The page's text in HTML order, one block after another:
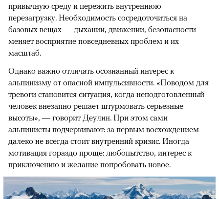
привычную среду и пережить внутреннюю
перезагрузку. Необходимость сосредоточиться на
базовых вещах — дыхании, движении, безопасности —
меняет восприятие повседневных проблем и их
масштаб.
Однако важно отличать осознанный интерес к
альпинизму от опасной импульсивности. «Поводом для
тревоги становится ситуация, когда неподготовленный
человек внезапно решает штурмовать серьезные
высоты», — говорит Деулин. При этом сами
альпинисты подчеркивают: за первым восхождением
далеко не всегда стоит внутренний кризис. Иногда
мотивация гораздо проще: любопытство, интерес к
приключению и желание попробовать новое.